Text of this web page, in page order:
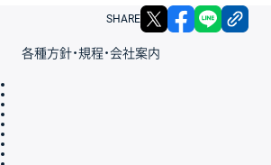
SHARE X facebook
各種方針・規程・会社案内